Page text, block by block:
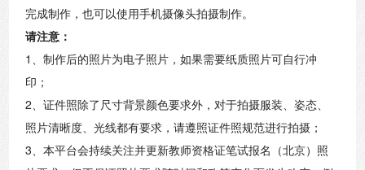
完成制作，也可以使用手机摄像头拍摄制作。
请注意：
1、制作后的照片为电子照片，如果需要纸质照片可自行冲
印；
2、证件照除了尺寸背景颜色要求外，对于拍摄服装、姿态、
照片清晰度、光线都有要求，请遵照证件照规范进行拍摄；
3、本平台会持续关注并更新教师资格证笔试报名（北京）照